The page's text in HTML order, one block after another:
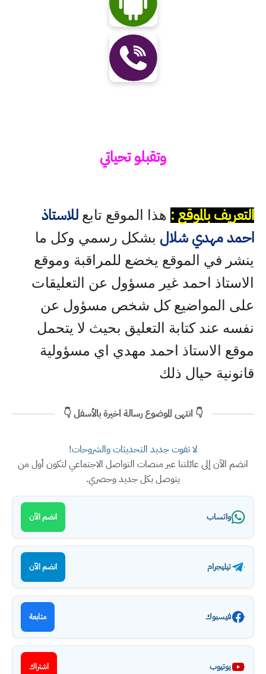
وتقبلو تحياتي
التعريف بالموقع : هذا الموقع تابع للاستاذ
احمد مهدي شلال بشكل رسمي وكل ما
ينشر في الموقع يخضع للمراقبة وموقع
الاستاذ احمد غير مسؤول عن التعليقات
على المواضيع كل شخص مسؤول عن
نفسه عند كتابة التعليق بحيث لا يتحمل
موقع الاستاذ احمد مهدي اي مسؤولية
قانونية حيال ذلك
👇 انتهى الموضوع رسالة اخيرة بالأسفل 👇
لا تفوت جديد التحديثات والشروحات!
انضم الآن إلى عائلتنا عبر منصات التواصل الاجتماعي لتكون أول من
يتوصل بكل جديد وحصري.
واتساب انضم الآن
تيليجرام انضم الآن
فيسبوك متابعة
يوتيوب اشتراك